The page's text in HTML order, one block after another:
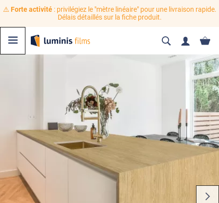
⚠️ Forte activité: privilégiez le "mètre linéaire" pour une livraison rapide.
Délais détaillés sur la fiche produit.